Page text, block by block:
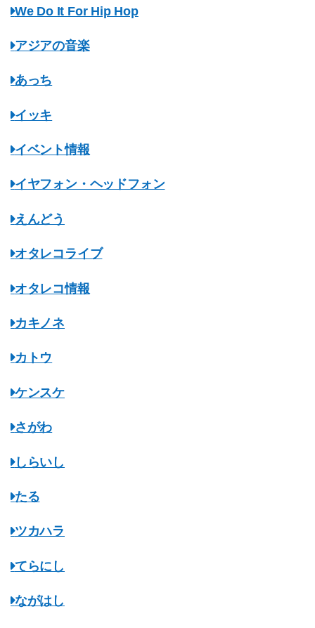
We Do It For Hip Hop
アジアの音楽
あっち
イッキ
イベント情報
イヤフォン・ヘッドフォン
えんどう
オタレコライブ
オタレコ情報
カキノネ
カトウ
ケンスケ
さがわ
しらいし
たる
ツカハラ
てらにし
ながはし